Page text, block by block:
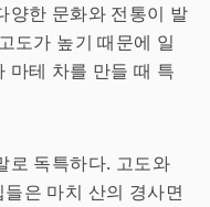
양한 문화와 전통이 발
도가 높기 때문에 일
마테 차를 만들 때 특
로 독특하다. 고도와
은 마치 산의 경사면